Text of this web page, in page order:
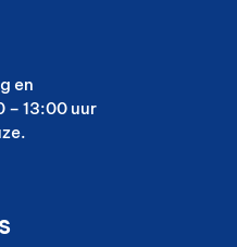
en
– 13:00 uur